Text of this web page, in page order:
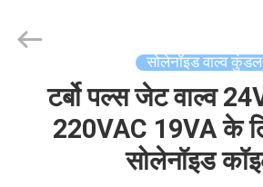
सोलेनॉइड वाल्व कुंडल
टर्बो पल्स जेट वाल्व
220VAC 19VA के
सोलेनॉइड